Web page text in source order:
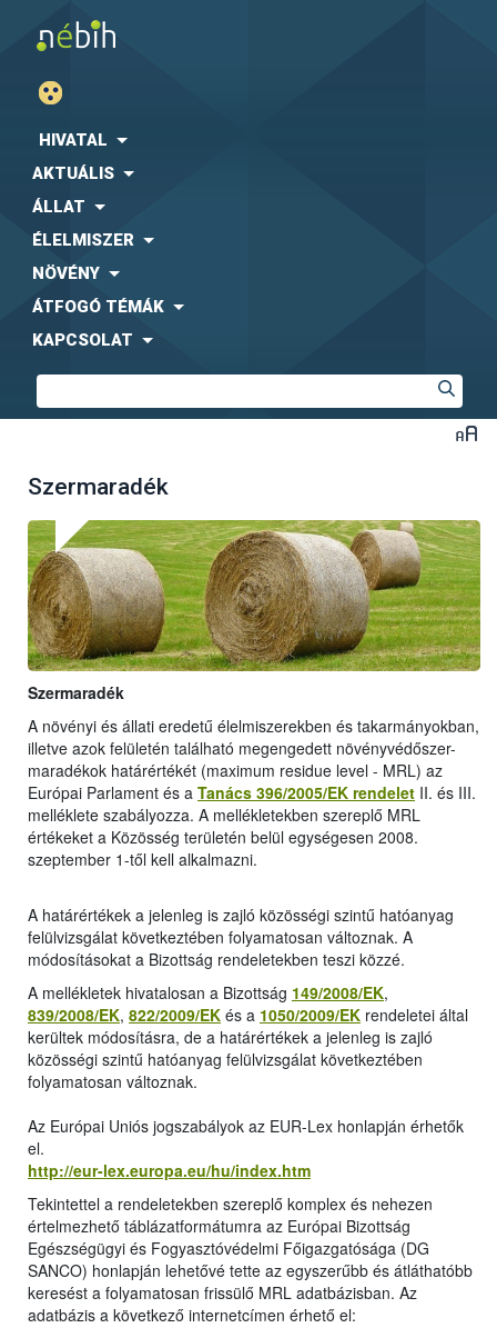
HIVATAL
AKTUÁLIS
ÁLLAT
ÉLELMISZER
NÖVÉNY
ÁTFOGÓ TÉMÁK
KAPCSOLAT
Szermaradék
Szermaradék
A növényi és állati eredetű élelmiszerekben és takarmányokban,
illetve azok felületén található megengedett növényvédőszer-
maradékok határértékét (maximum residue level - MRL) az
Európai Parlament és a Tanács 396/2005/EK rendelet II. és III.
melléklete szabályozza. A mellékletekben szereplő MRL
értékeket a Közösség területén belül egységesen 2008.
szeptember 1-től kell alkalmazni.
A határértékek a jelenleg is zajló közösségi szintű hatóanyag
felülvizsgálat következtében folyamatosan változnak. A
módosításokat a Bizottság rendeletekben teszi közzé.
A mellékletek hivatalosan a Bizottság 149/2008/EK,
839/2008/EK, 822/2009/EK és a 1050/2009/EK rendeletei által
kerültek módosításra, de a határértékek a jelenleg is zajló
közösségi szintű hatóanyag felülvizsgálat következtében
folyamatosan változnak.
Az Európai Uniós jogszabályok az EUR-Lex honlapján érhetők
el.
http://eur-lex.europa.eu/hu/index.htm
Tekintettel a rendeletekben szereplő komplex és nehezen
értelmezhető táblázatformátumra az Európai Bizottság
Egészségügyi és Fogyasztóvédelmi Főigazgatósága (DG
SANCO) honlapján lehetővé tette az egyszerűbb és átláthatóbb
keresést a folyamatosan frissülő MRL adatbázisban. Az
adatbázis a következő internetcímen érhető el: